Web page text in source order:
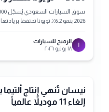
13.4٪ — أربعة منها ضمن أعلى 10 علامات لأول مرة في التاريخ.
ا
الرميح للسيارات
١٨ يوليو ٢٠٢٦
مميز
إلغاء 11 موديلاً عالمياً